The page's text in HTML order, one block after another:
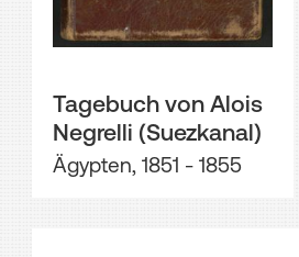
Tagebuch von Alois
Negrelli (Suezkanal)
Ägypten, 1851 - 1855